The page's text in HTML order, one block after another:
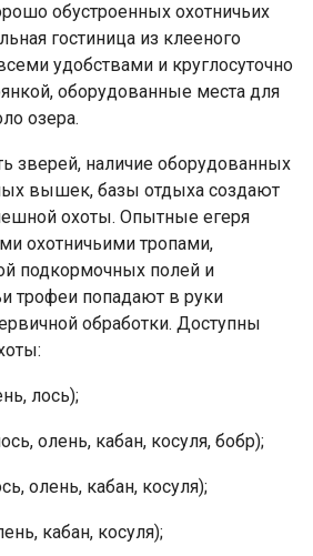
обустроенных охотничьих
гостиница из клееного
удобствами и круглосуточно
оборудованные места для
озера.
зверей, наличие оборудованных
вышек, базы отдыха создают
охоты. Опытные егеря
охотничьими тропами,
подкормочных полей и
трофеи попадают в руки
обработки. Доступны
лось);
олень, кабан, косуля, бобр);
олень, кабан, косуля);
кабан, косуля);